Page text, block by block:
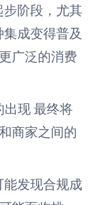
阶段，尤其
成变得普及
广泛的消费
出现 最终将
商家之间的
发现合规成